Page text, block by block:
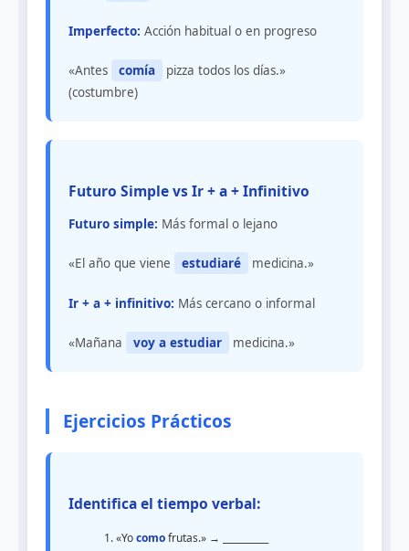
Imperfecto: Acción habitual o en progreso
«Antes comía
pizza todos los días.»
(costumbre)
Futuro Simple vs Ir + a + Infinitivo
Futuro simple: Más formal o lejano
«El año que viene estudiaré medicina.»
Ir + a + infinitivo: Más cercano o informal
«Mañana voy a estudiar medicina.»
Ejercicios Prácticos
Identifica el tiempo verbal:
«Yocomofrutas.» → __________